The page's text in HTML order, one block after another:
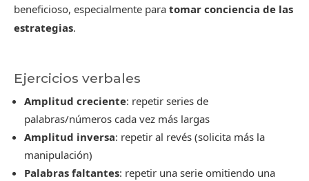
beneficioso, especialmente para tomar conciencia de las
estrategias.
Ejercicios verbales
Amplitud creciente: repetir series de
palabras/números cada vez más largas
Amplitud inversa: repetir al revés (solicita más la
manipulación)
Palabras faltantes: repetir una serie omitiendo una